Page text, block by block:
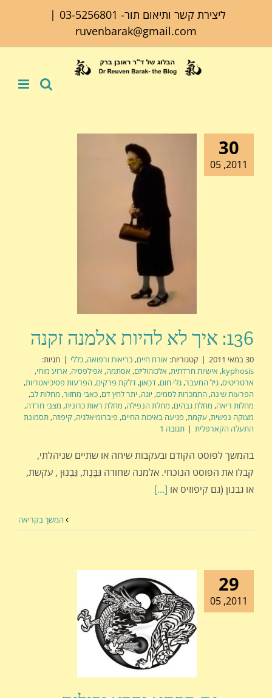
ליצירת קשר ותיאום תור- 03-5256801
|
ruvenbarak@gmail.com
30
2011, 05
136: איך לא להיות אלמנה זקנה
30 במאי 2011 | קטגוריות: אורח חיים, בריאות ורפואה, כללי | תגיות:
kyphosis
, אישיות חרדתית, אלכוהוליזם, אסתמה, אפילפסיה, ארוע מוחי,
ארטריטיס, גיל המעבר, גלי חום, דכאון, דלקת פרקים, הפרעות פסיכיאטריות,
הפרעות שינה, התמכרות לסמים, יוגה, יתר לחץ דם, כאבי מחזור, מחלות לב,
מחלות ריאה, מחלת גבהים, מחלת הנפילה, מחלת ראות כרונית, מצבי חרדה,
מצוקה נפשית, עקמת, פגיעה באיכות החיים, פיברומיאלגיה, קיפוזה, תסמונת
התעלה הקארפלית | תגובה 1
בהמשך לפוסט הקודם ובעקבות שיחה או שתיים שניהלתי,
קבלו את הפוסט הנוכחי. אלמנה שחורה גִּבֶּנֶת, גַּבְנוּן , עקשת,
או גבנון (גם קיפוזיס או [...]
המשך בקריאה
29
2011, 05